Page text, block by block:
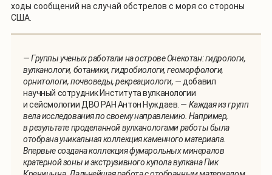
ходы сообщений на случай обстрелов с моря со стороны
США.
— Группы ученых работали на острове Онекотан: гидрологи,
вулканологи, ботаники, гидробиологи, геоморфологи,
орнитологи, почвоведы, рекреациологи, — добавил
научный сотрудник Института вулканологии
и сейсмологии ДВО РАН Антон Нуждаев. — Каждая из групп
вела исследования по своему направлению. Например,
в результате проделанной вулканологами работы была
отобрана уникальная коллекция каменного материала.
Впервые создана коллекция фумарольных минералов
кратерной зоны и экструзивного купола вулкана Пик